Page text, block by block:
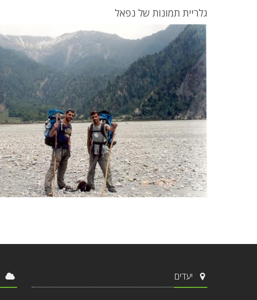
גלריית תמונות של נפאל
יעדים